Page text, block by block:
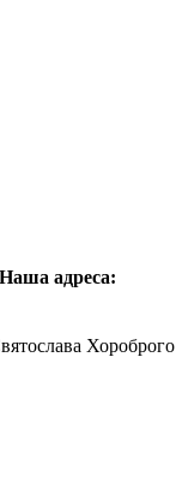
Наша адреса:
Хороброго